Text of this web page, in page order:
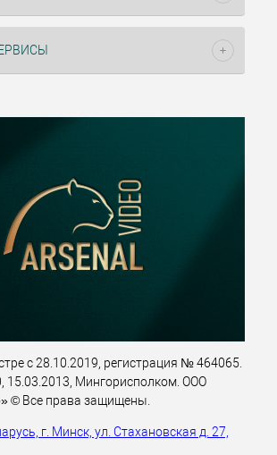
с 28.10.2019, регистрация № 464065.
15.03.2013, Мингорисполком. ООО
© Все права защищены.
г. Минск, ул. Стахановская д. 27,